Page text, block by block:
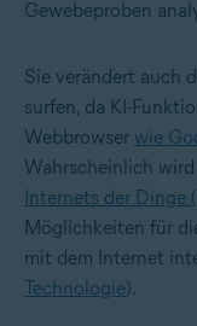
Gewebeproben
Sie verändert auch
surfen, da KI-
Webbrowser wie
Wahrscheinlich
Internets der Dinge
Möglichkeiten für
mit dem Internet
Technologie).